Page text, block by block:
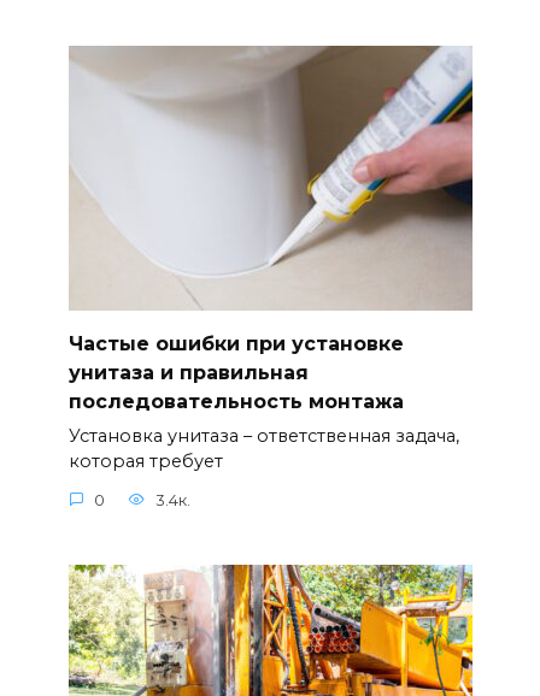
Частые ошибки при установке
унитаза и правильная
последовательность монтажа
Установка унитаза – ответственная задача,
которая требует
0 3.4к.